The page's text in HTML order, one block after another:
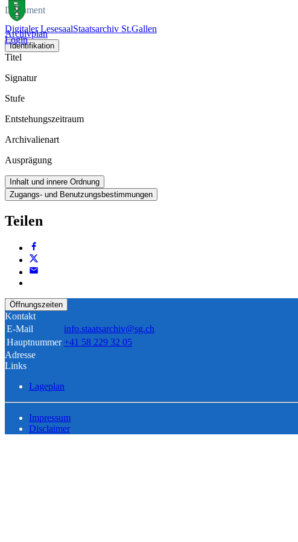
Digitaler LesesaalStaatsarchiv St.Gallen
Login
Dokument
Archivplan
Identifikation
Titel
Signatur
Stufe
Entstehungszeitraum
Archivalienart
Ausprägung
Inhalt und innere Ordnung
Zugangs- und Benutzungsbestimmungen
Teilen
Öffnungszeiten
Kontakt
E-Mail
info.staatsarchiv@sg.ch
Hauptnummer +41 58 229 32 05
Adresse
Links
Lageplan
Impressum
Disclaimer